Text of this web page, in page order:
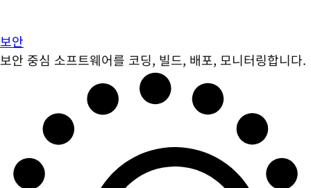
보안
보안 중심 소프트웨어를 코딩, 빌드, 배포, 모니터링합니다.